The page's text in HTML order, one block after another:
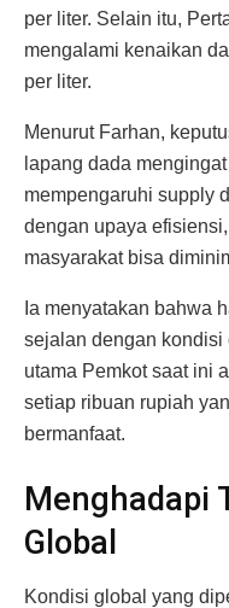
per liter. Selain itu,
mengalami kenaikan
per liter.
Menurut Farhan,
lapang dada
mempengaruhi supply
dengan upaya
masyarakat bisa
Ia menyatakan bahwa
sejalan dengan kondisi
utama Pemkot saat ini
setiap ribuan rupiah
bermanfaat.
Menghadapi
Global
Kondisi global yang